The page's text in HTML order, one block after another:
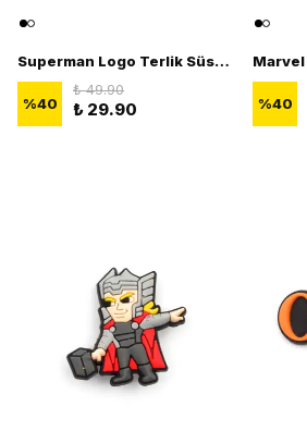
Superman Logo Terlik Süsü - 3D Terlik Süsü Figürü
%40
₺ 49.90
₺ 29.90 %40